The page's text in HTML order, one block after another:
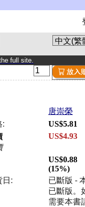
full site.
唐崇榮
:
US$5.81
US$4.93
US$0.88
(15%)
日:
已斷版 -
已斷版。
需要本書